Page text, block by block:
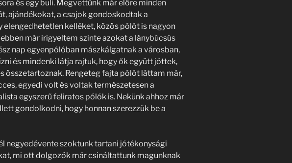
és egy buli. Megvettünk már előre minden
ajándékokat, a csajok gondoskodtak a
elengedhetetlen kelléket, közös pólót is nagyon
már irigyeltem szinte azokat a lánybúcsús
nap egyenpólóban mászkálgatnak a városban,
és mindenki látja rajtuk, hogy ők együtt jöttek,
összetartoznak. Rengeteg fajta pólót láttam már,
egyedi volt és voltak természetesen a
egyszerű feliratos pólók is. Nekünk ahhoz már
gondolkodni, hogy honnan szerezzük be a
negyedévente szoktunk tartani jótékonysági
mi ott dolgozók már csináltattunk magunknak